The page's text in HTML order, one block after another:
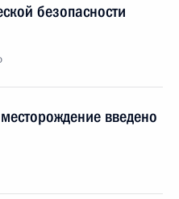
безопасности
введено